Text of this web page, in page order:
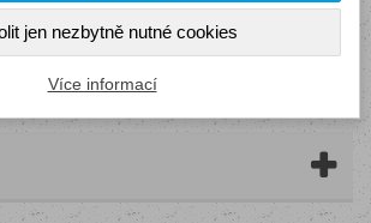
jen nezbytně nutné cookies
Více informací